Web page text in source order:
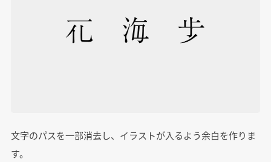
文字のパスを一部消去し、イラストが入るよう余白を作りま
す。